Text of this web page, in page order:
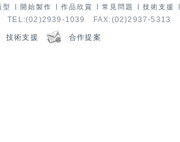
型 開始製作 作品欣賞 常見問題 技術支援
TEL:(02)2939-1039 FAX:(02)2937-5313
技術支援 合作提案